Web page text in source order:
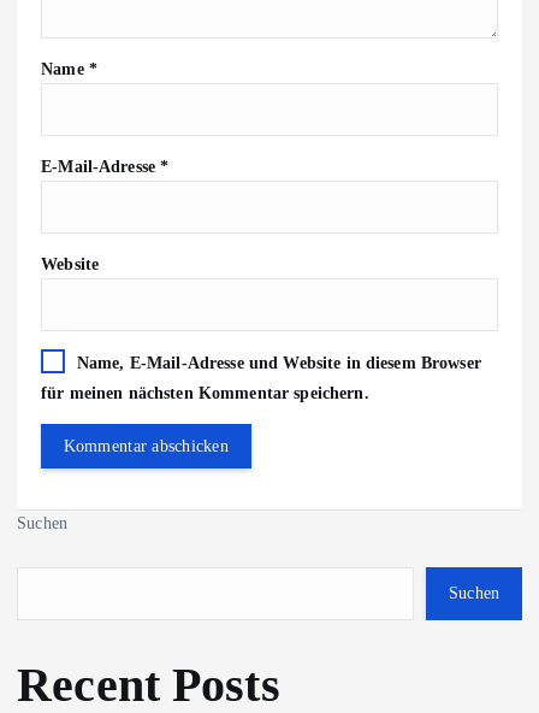
Name *
E-Mail-Adresse*
Website
Name, E-Mail-Adresse und Website in diesem Browser
für meinen nächsten Kommentar speichern.
Suchen
Suchen
Recent Posts